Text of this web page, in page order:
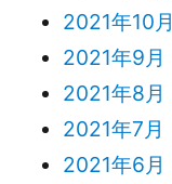
2021年10月
2021年9月
2021年8月
2021年7月
2021年6月